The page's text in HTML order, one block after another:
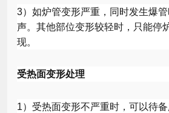
3）如炉管变形严重，同时发生爆
声。其他部位变形较轻时，只能停
现。
受热面变形处理
1）受热面变形不严重时，可以待备